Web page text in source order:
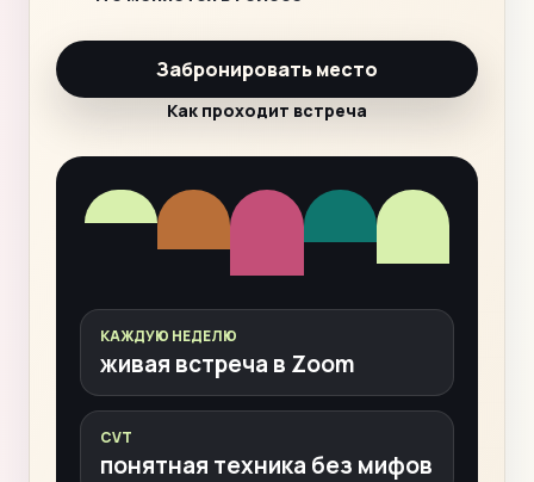
Забронировать место
Как проходит встреча
КАЖДУЮ НЕДЕЛЮ
живая встреча в Zoom
CVT
понятная техника без мифов